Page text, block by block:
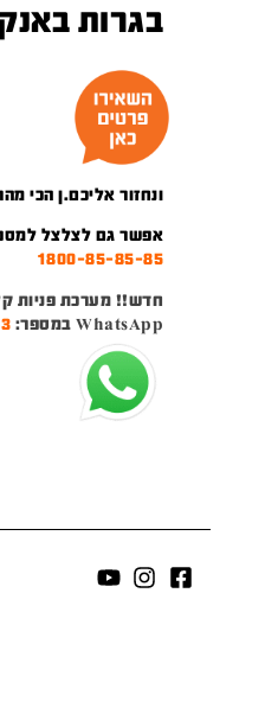
בגרות
ונחזור אליכם.ן הכי
אפשר גם לצלצל
1800-85-85-85
חדש!! מערכת פניות
WhatsApp במספר: